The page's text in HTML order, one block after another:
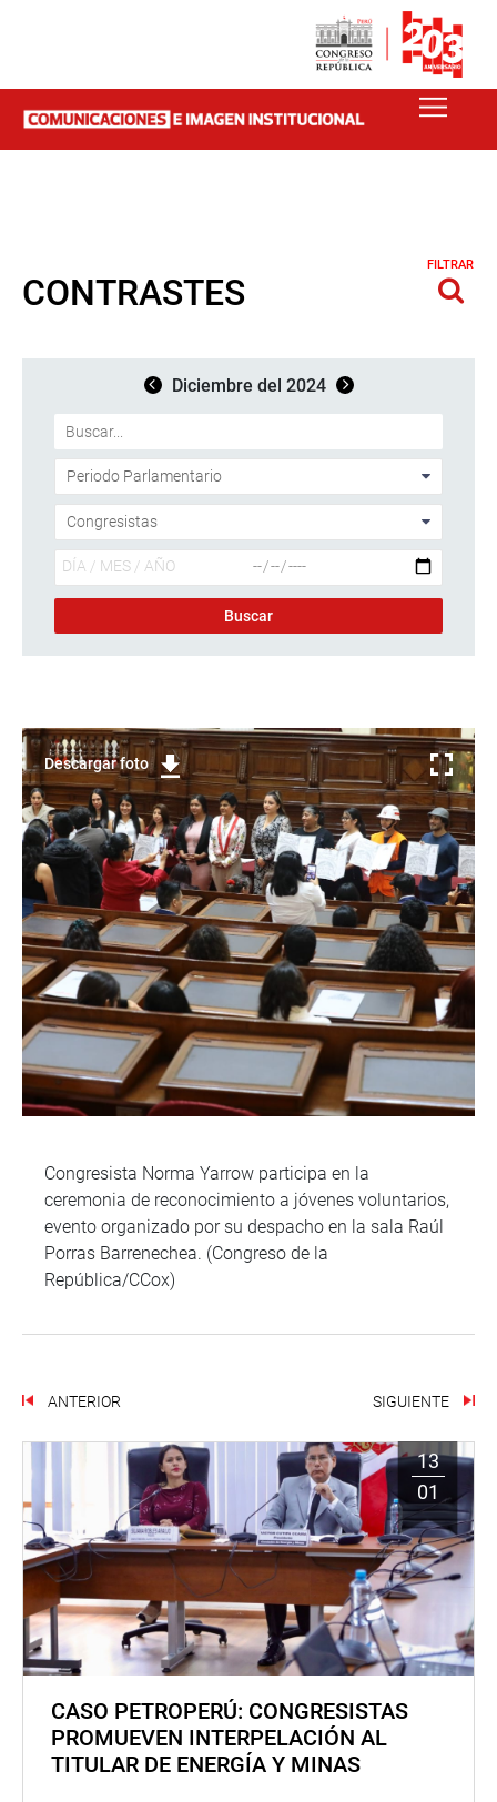
CONTRASTES
FILTRAR
Diciembre del 2024
Descargar foto
Congresista Norma Yarrow participa en la
ceremonia de reconocimiento a jóvenes voluntarios,
evento organizado por su despacho en la sala Raúl
Porras Barrenechea. (Congreso de la
República/CCox)
ANTERIOR SIGUIENTE
13
01
CASO PETROPERÚ: CONGRESISTAS
PROMUEVEN INTERPELACIÓN AL
TITULAR DE ENERGÍA Y MINAS